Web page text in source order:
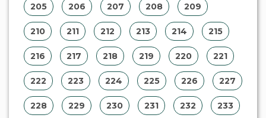
205 206 207 208 209
210 211 212 213 214 215
216 217 218 219 220 221
222 223 224 225 226 227
228 229 230 231 232 233